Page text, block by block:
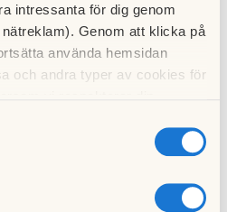
intressanta för dig genom
Genom att klicka på
använda hemsidan
och andra typer av cookies för
tillåta ett urval.
och Bostadsrätt
med Riksbyggen
att komma med